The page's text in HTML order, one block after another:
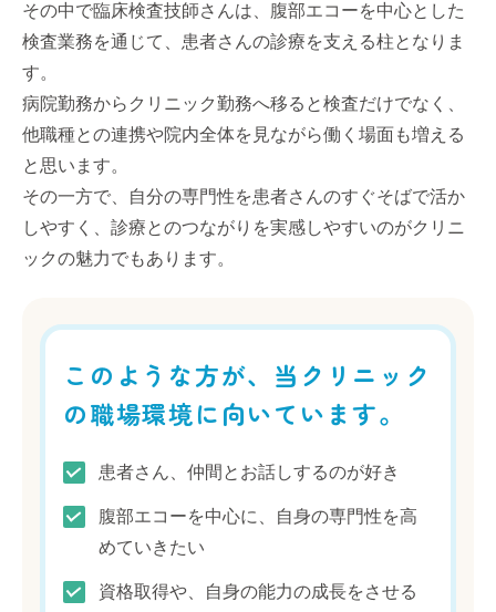
その中で臨床検査技師さんは、腹部エコーを中心とした
検査業務を通じて、患者さんの診療を支える柱となりま
す。
病院勤務からクリニック勤務へ移ると検査だけでなく、
他職種との連携や院内全体を見ながら働く場面も増える
と思います。
その一方で、自分の専門性を患者さんのすぐそばで活か
しやすく、診療とのつながりを実感しやすいのがクリニ
ックの魅力でもあります。
このような方が、当クリニック
の職場環境に向いています。
患者さん、仲間とお話しするのが好き
腹部エコーを中心に、自身の専門性を高
めていきたい
資格取得や、自身の能力の成長をさせる